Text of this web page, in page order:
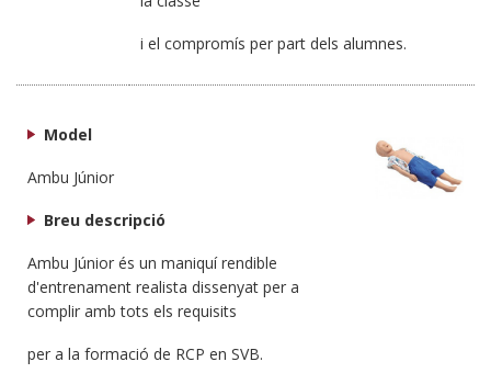
i el compromís per part dels alumnes.
Model
Ambu Júnior
Breu descripció
Ambu Júnior és un maniquí rendible
d'entrenament realista dissenyat per a
complir amb tots els requisits
per a la formació de RCP en SVB.